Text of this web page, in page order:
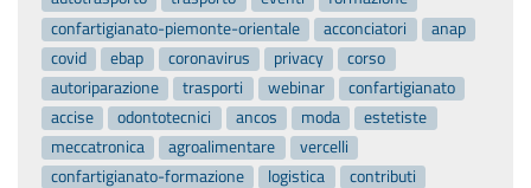
confartigianato-piemonte-orientale
acconciatori
anap
covid
ebap coronavirus privacy
corso
autoriparazione
trasporti webinar
confartigianato
accise
odontotecnici ancos moda
estetiste
meccatronica
agroalimentare
vercelli
confartigianato-formazione
logistica
contributi